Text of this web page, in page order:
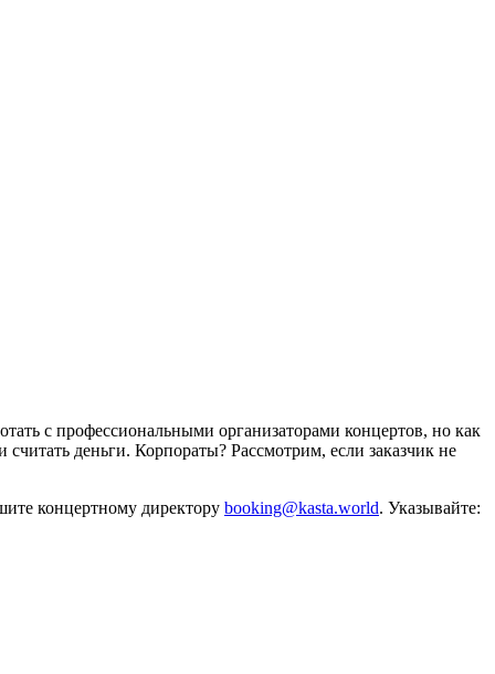
с профессиональными организаторами концертов, но как
деньги. Корпораты? Рассмотрим, если заказчик не
концертному директору booking@kasta.world. Указывайте: